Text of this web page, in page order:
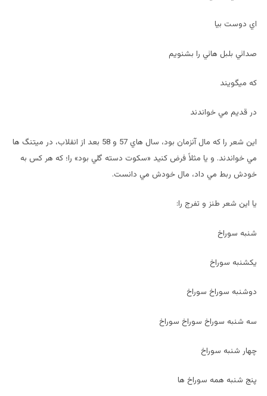
اي دوست بيا
صدائي بلبل هائي را بشنويم
که ميگويند
در قديم مي خواندند
اين شعر را که مال آنزمان بود، سال هاي 57 و 58 بعد از انقلاب، در ميتنگ ها
مي خواندند. و يا مثلاً فرض کنيد «سکوت دسته گلي بود» را؛ که هر کس به
خودش ربط مي داد، مال خودش مي دانست.
يا اين شعر طنز و تفرج را:
شنبه سوراخ
يکشنبه سوراخ
دوشنبه سوراخ سوراخ
سه شنبه سوراخ سوراخ سوراخ
چهار شنبه سوراخ
پنج شنبه همه سوراخ ها